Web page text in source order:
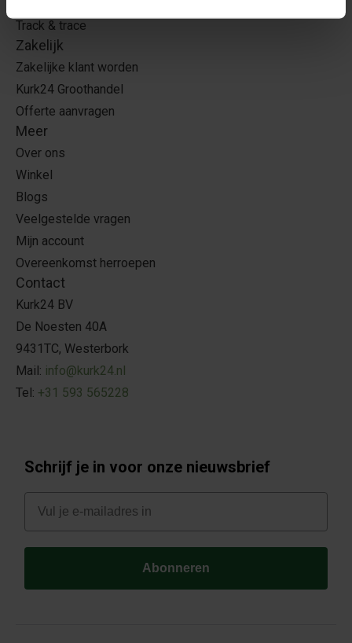
Track & trace
Zakelijk
Zakelijke klant worden
Kurk24 Groothandel
Offerte aanvragen
Meer
Over ons
Winkel
Blogs
Veelgestelde vragen
Mijn account
Overeenkomst herroepen
Contact
Kurk24 BV
De Noesten 40A
9431TC, Westerbork
Mail: info@kurk24.nl
Tel: +31 593 565228
Schrijf je in voor onze nieuwsbrief
E-mail
Abonneren